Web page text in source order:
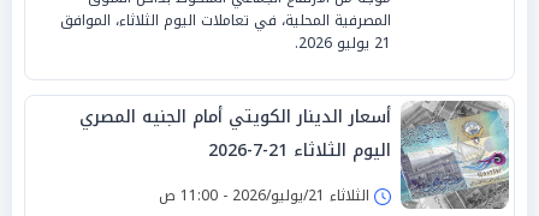
المصرفية المحلية، في تعاملات اليوم الثلاثاء، الموافق
21 يوليو 2026.
أسعار الدينار الكويتي أمام الجنيه المصري
اليوم الثلاثاء 21-7-2026
الثلاثاء 21/يوليو/2026 - 11:00 ص